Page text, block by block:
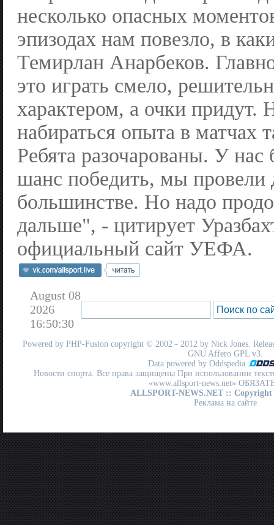
несколько опасных
эпизодах нам повезло, в
Темирлан Анарбеков.
это играть смело,
характером, а очки придут.
набираться опыта в матчах
Ребята разочарованы. У
шанс победить, мы провели
большинстве. Но надо
дальше", - цитирует
официальный сайт УЕФА.
August 08
2026
16:50:30
Powered by PHP-Fusion copyright © 2002 - 2012 by Nick Jones.
GNU Affero GPL v3.
Data powered by Oddspedia
Новости спорта. Все права защищены При использовании
«www.allsport-news.net»
ALLSPORT-NEWS.NET :: Copyright
Реклама на сайте